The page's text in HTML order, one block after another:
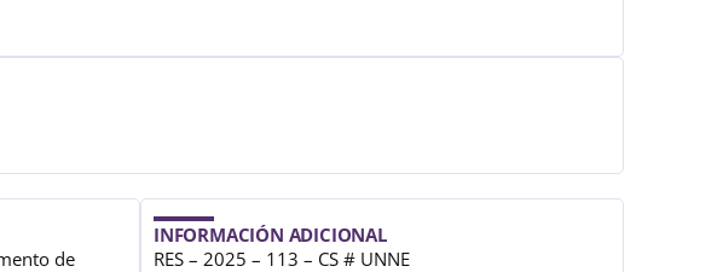
de
INFORMACIÓN ADICIONAL
RES – 2025 – 113 – CS # UNNE